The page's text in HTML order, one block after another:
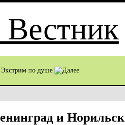
Экстрим по душе
и Норильск